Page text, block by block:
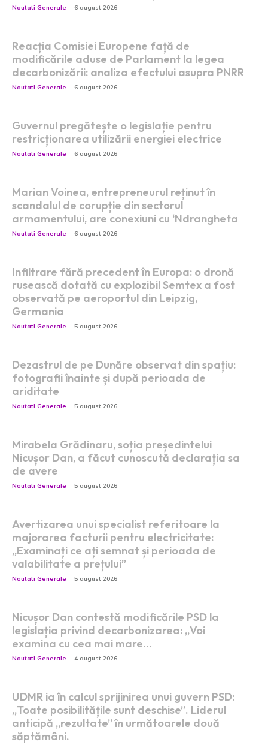
Noutati Generale 6 august 2026
Reacția Comisiei Europene față de
modificările aduse de Parlament la legea
decarbonizării: analiza efectului asupra PNRR
Noutati Generale 6 august 2026
Guvernul pregătește o legislație pentru
restricționarea utilizării energiei electrice
Noutati Generale 6 august 2026
Marian Voinea, entrepreneurul reținut în
scandalul de corupție din sectorul
armamentului, are conexiuni cu ‘Ndrangheta
Noutati Generale 6 august 2026
Infiltrare fără precedent în Europa: o dronă
rusească dotată cu explozibil Semtex a fost
observată pe aeroportul din Leipzig,
Germania
Noutati Generale 5 august 2026
Dezastrul de pe Dunăre observat din spațiu:
fotografii înainte și după perioada de
ariditate
Noutati Generale 5 august 2026
Mirabela Grădinaru, soția președintelui
Nicușor Dan, a făcut cunoscută declarația sa
de avere
Noutati Generale 5 august 2026
Avertizarea unui specialist referitoare la
majorarea facturii pentru electricitate:
„Examinați ce ați semnat și perioada de
valabilitate a prețului”
Noutati Generale 5 august 2026
Nicușor Dan contestă modificările PSD la
legislația privind decarbonizarea: „Voi
examina cu cea mai mare…
Noutati Generale 4 august 2026
UDMR ia în calcul sprijinirea unui guvern PSD:
„Toate posibilitățile sunt deschise”. Liderul
anticipă „rezultate” în următoarele două
săptămâni.